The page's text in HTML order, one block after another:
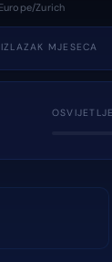
Zurich
IZLAZAK MJESECA